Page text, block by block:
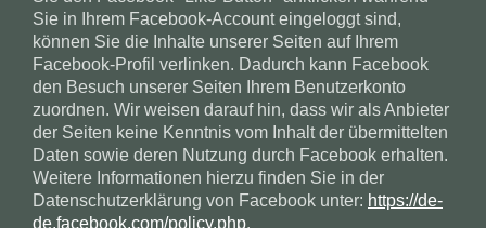
Sie in Ihrem Facebook-Account eingeloggt sind,
können Sie die Inhalte unserer Seiten auf Ihrem
Facebook-Profil verlinken. Dadurch kann Facebook
den Besuch unserer Seiten Ihrem Benutzerkonto
zuordnen. Wir weisen darauf hin, dass wir als Anbieter
der Seiten keine Kenntnis vom Inhalt der übermittelten
Daten sowie deren Nutzung durch Facebook erhalten.
Weitere Informationen hierzu finden Sie in der
Datenschutzerklärung von Facebook unter: https://de-
de.facebook.com/policy.php.